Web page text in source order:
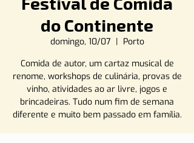
do Continente
domingo, 10/07
  |
Porto
Comida de autor, um cartaz musical de
renome, workshops de culinária, provas de
vinho, atividades ao ar livre, jogos e
brincadeiras. Tudo num fim de semana
diferente e muito bem passado em família.